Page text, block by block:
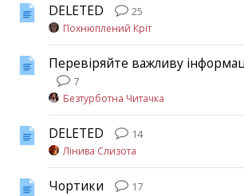
DELETED
25
Похнюплений Кріт
Перевіряйте важливу
7
Безтурботна Читачка
DELETED
14
Лінива Слизота
Чортики
17